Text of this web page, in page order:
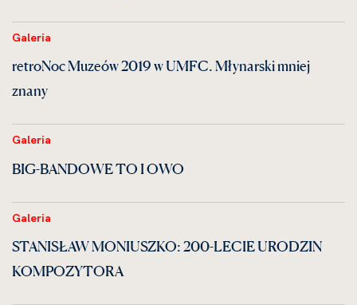
Galeria
retroNoc Muzeów 2019 w UMFC. Młynarski mniej
znany
Galeria
BIG-BANDOWE TO I OWO
Galeria
STANISŁAW MONIUSZKO: 200-LECIE URODZIN
KOMPOZYTORA